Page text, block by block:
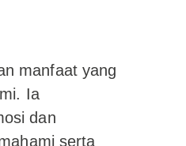
manfaat yang
Ia
dan
serta